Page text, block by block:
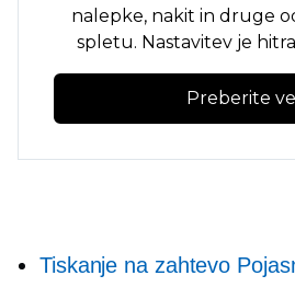
nalepke, nakit in druge
spletu. Nastavitev je
Preberite
Tiskanje na zahtevo